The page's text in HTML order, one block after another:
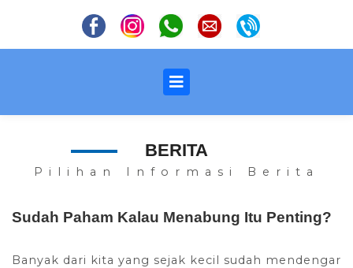
BERITA
Pilihan Informasi Berita
Sudah Paham Kalau Menabung Itu Penting?
Banyak dari kita yang sejak kecil sudah mendengar